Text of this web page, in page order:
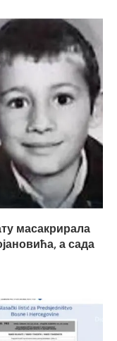
масакрирала
а сада